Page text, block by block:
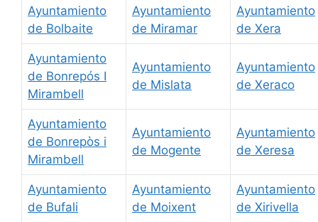
Ayuntamiento
de Bolbaite
Ayuntamiento
de Miramar
Ayuntamiento
de Xera
Ayuntamiento
de Bonrepós I
Mirambell
Ayuntamiento
de Mislata
Ayuntamiento
de Xeraco
Ayuntamiento
de Bonrepòs i
Mirambell
Ayuntamiento
de Mogente
Ayuntamiento
de Xeresa
Ayuntamiento
de Bufali
Ayuntamiento
de Moixent
Ayuntamiento
de Xirivella